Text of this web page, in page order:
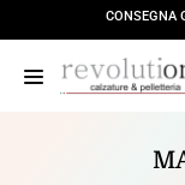
al
contenuto
CONSEGNA